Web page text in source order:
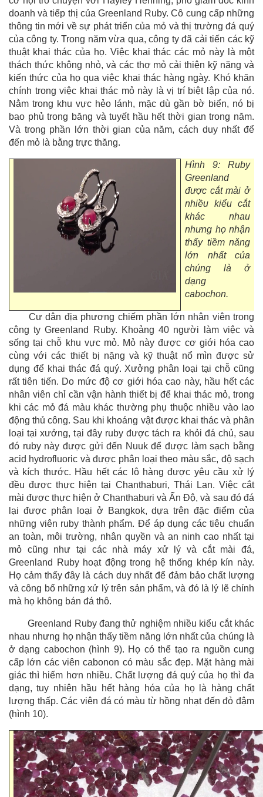
doanh và tiếp thị của Greenland Ruby. Cô cung cấp những
thông tin mới về sự phát triển của mỏ và thị trường đá quý
của công ty. Trong năm vừa qua, công ty đã cải tiến các kỹ
thuật khai thác của họ. Việc khai thác các mỏ này là một
thách thức không nhỏ, và các thợ mỏ cải thiện kỹ năng và
kiến thức của họ qua việc khai thác hàng ngày. Khó khăn
chính trong việc khai thác mỏ này là vị trí biệt lập của nó.
Nằm trong khu vực hẻo lánh, mặc dù gần bờ biển, nó bị
bao phủ trong băng và tuyết hầu hết thời gian trong năm.
Và trong phần lớn thời gian của năm, cách duy nhất để
đến mỏ là bằng trực thăng.
Hình 9: Ruby
Greenland
được cắt mài ở
nhiều kiểu cắt
khác nhau
nhưng họ nhận
thấy tiềm năng
lớn nhất của
chúng là ở
dạng
cabochon.
Cư dân địa phương chiếm phần lớn nhân viên trong
công ty Greenland Ruby. Khoảng 40 người làm việc và
sống tại chỗ khu vực mỏ. Mỏ này được cơ giới hóa cao
cùng với các thiết bị nặng và kỹ thuật nổ mìn được sử
dụng để khai thác đá quý. Xưởng phân loại tại chỗ cũng
rất tiên tiến. Do mức độ cơ giới hóa cao này, hầu hết các
nhân viên chỉ cần vận hành thiết bị để khai thác mỏ, trong
khi các mỏ đá màu khác thường phụ thuộc nhiều vào lao
động thủ công. Sau khi khoáng vật được khai thác và phân
loại tại xưởng, tại đây ruby được tách ra khỏi đá chủ, sau
đó ruby này được gửi đến Nuuk để được làm sạch bằng
acid hydrofluoric và được phân loại theo màu sắc, độ sạch
và kích thước. Hầu hết các lô hàng được yêu cầu xử lý
đều được thực hiện tại Chanthaburi, Thái Lan. Việc cắt
mài được thực hiện ở Chanthaburi và Ấn Độ, và sau đó đá
lại được phân loại ở Bangkok, dựa trên đặc điểm của
những viên ruby thành phẩm. Để áp dụng các tiêu chuẩn
an toàn, môi trường, nhân quyền và an ninh cao nhất tại
mỏ cũng như tại các nhà máy xử lý và cắt mài đá,
Greenland Ruby hoạt động trong hệ thống khép kín này.
Họ cảm thấy đây là cách duy nhất để đảm bảo chất lượng
và công bố những xử lý trên sản phẩm, và đó là lý lẽ chính
mà họ không bán đá thô.
Greenland Ruby đang thử nghiệm nhiều kiểu cắt khác
nhau nhưng họ nhận thấy tiềm năng lớn nhất của chúng là
ở dạng cabochon (hình 9). Họ có thể tạo ra nguồn cung
cấp lớn các viên cabonon có màu sắc đẹp. Mặt hàng mài
giác thì hiếm hơn nhiều. Chất lượng đá quý của họ thì đa
dạng, tuy nhiên hầu hết hàng hóa của họ là hàng chất
lượng thấp. Các viên đá có màu từ hồng nhạt đến đỏ đậm
(hình 10).